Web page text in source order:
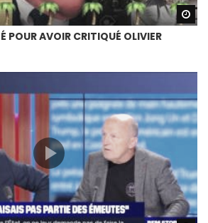
POUR AVOIR CRITIQUÉ OLIVIER